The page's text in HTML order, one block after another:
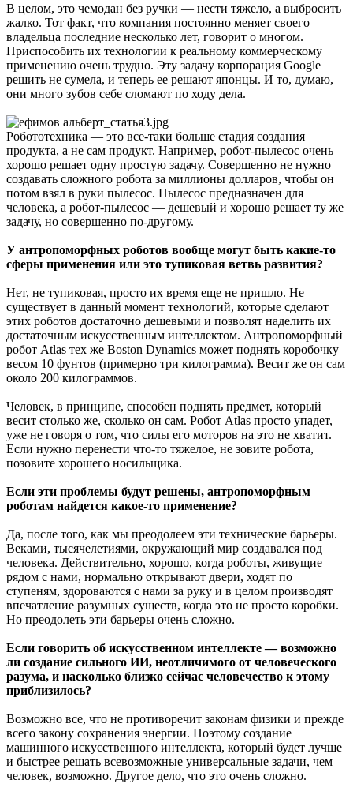
В целом, это чемодан без ручки — нести тяжело, а выбросить
жалко. Тот факт, что компания постоянно меняет своего
владельца последние несколько лет, говорит о многом.
Приспособить их технологии к реальному коммерческому
применению очень трудно. Эту задачу корпорация Google
решить не сумела, и теперь ее решают японцы. И то, думаю,
они много зубов себе сломают по ходу дела.
Робототехника — это все-таки больше стадия создания
продукта, а не сам продукт. Например, робот-пылесос очень
хорошо решает одну простую задачу. Совершенно не нужно
создавать сложного робота за миллионы долларов, чтобы он
потом взял в руки пылесос. Пылесос предназначен для
человека, а робот-пылесос — дешевый и хорошо решает ту же
задачу, но совершенно по-другому.
У антропоморфных роботов вообще могут быть какие-то
сферы применения или это тупиковая ветвь развития?
Нет, не тупиковая, просто их время еще не пришло. Не
существует в данный момент технологий, которые сделают
этих роботов достаточно дешевыми и позволят наделить их
достаточным искусственным интеллектом. Антропоморфный
робот Atlas тех же Boston Dynamics может поднять коробочку
весом 10 фунтов (примерно три килограмма). Весит же он сам
около 200 килограммов.
Человек, в принципе, способен поднять предмет, который
весит столько же, сколько он сам. Робот Atlas просто упадет,
уже не говоря о том, что силы его моторов на это не хватит.
Если нужно перенести что-то тяжелое, не зовите робота,
позовите хорошего носильщика.
Если эти проблемы будут решены, антропоморфным
роботам найдется какое-то применение?
Да, после того, как мы преодолеем эти технические барьеры.
Веками, тысячелетиями, окружающий мир создавался под
человека. Действительно, хорошо, когда роботы, живущие
рядом с нами, нормально открывают двери, ходят по
ступеням, здороваются с нами за руку и в целом производят
впечатление разумных существ, когда это не просто коробки.
Но преодолеть эти барьеры очень сложно.
Если говорить об искусственном интеллекте — возможно
ли создание сильного ИИ, неотличимого от человеческого
разума, и насколько близко сейчас человечество к этому
приблизилось?
Возможно все, что не противоречит законам физики и прежде
всего закону сохранения энергии. Поэтому создание
машинного искусственного интеллекта, который будет лучше
и быстрее решать всевозможные универсальные задачи, чем
человек, возможно. Другое дело, что это очень сложно.